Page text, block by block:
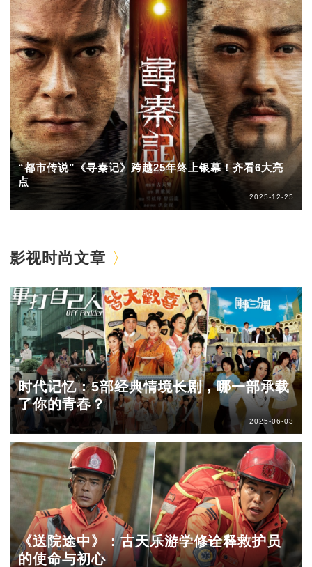
“都市传说”《寻秦记》跨越25年终上银幕！齐看6大亮
点
2025-12-25
影视时尚文章
时代记忆：5部经典情境长剧，哪一部承载
了你的青春？
2025-06-03
《送院途中》：古天乐游学修诠释救护员
的使命与初心